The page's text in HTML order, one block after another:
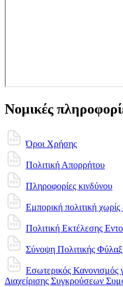
Νομικές
Όροι Χρήσης
Πολιτική Απορρήτου
Πληροφορίες κινδύνου
Εμπορική πολιτική χωρίς
Πολιτική Εκτέλεσης
Σύνοψη Πολιτικής
Εσωτερικός Κανονισμός
Διαχείρισης Συγκρούσεων